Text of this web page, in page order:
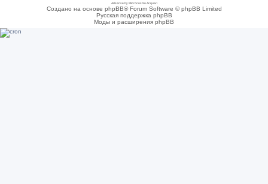
Adsense by Microcosmo Acquari
Создано на основе phpBB® Forum Software © phpBB Limited
Русская поддержка phpBB
Моды и расширения phpBB